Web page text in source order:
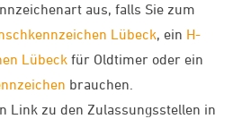
aus, falls Sie zum
Lübeck, ein H-
Lübeck für Oldtimer oder ein
brauchen.
Link zu den Zulassungsstellen in